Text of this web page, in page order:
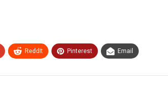
ReddIt Pinterest Email